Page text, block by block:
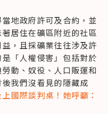
地政府許可及合約，並
居住在礦區附近的社區
，且採礦業往往涉及許
「人權侵害」包括對於
動、奴役、人口販運和
我們沒看見的隱藏成
國際談判桌！她呼籲：